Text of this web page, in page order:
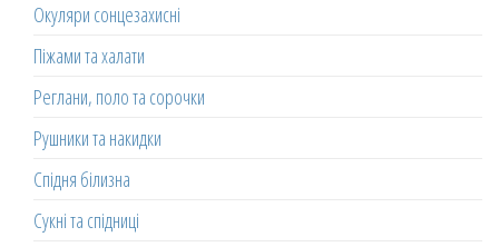
Окуляри сонцезахисні
Піжами та халати
Реглани, поло та сорочки
Рушники та накидки
Спідня білизна
Сукні та спідниці